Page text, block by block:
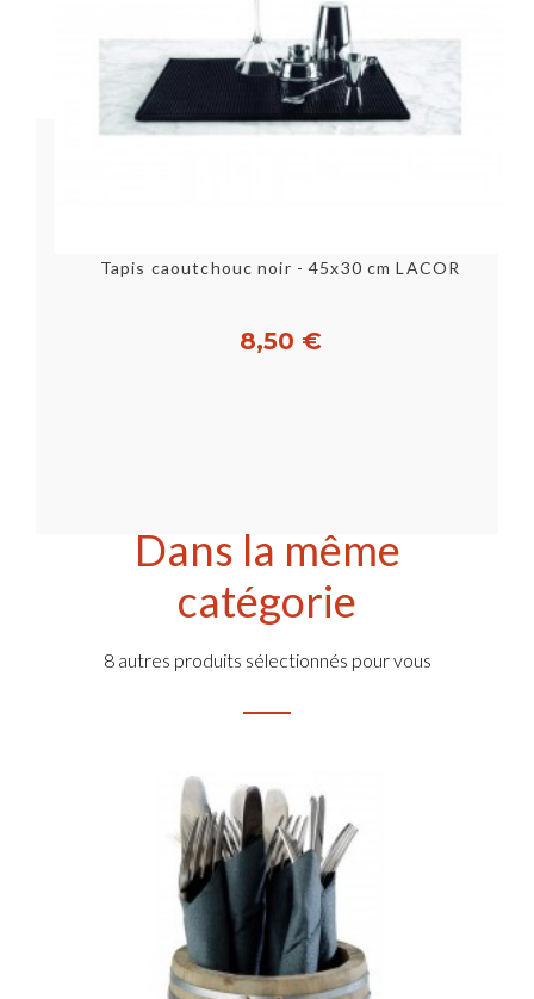
Tapis caoutchouc noir - 45x30 cm LACOR
8,50 €
Dans la même
catégorie
8 autres produits sélectionnés pour vous